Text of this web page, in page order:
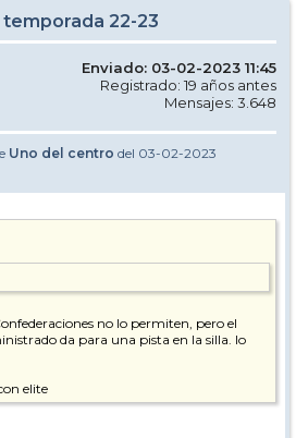
temporada 22-23
Enviado: 03-02-2023 11:45
Registrado: 19 años antes
Mensajes: 3.648
Uno del centro del 03-02-2023
no lo permiten, pero el
da para una pista en la silla. lo
elite